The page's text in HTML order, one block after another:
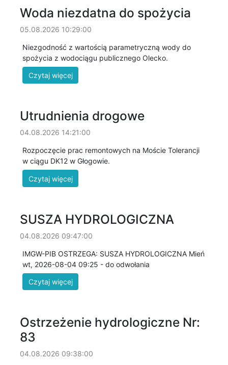
Woda niezdatna do spożycia
05.08.2026 10:29:00
Niezgodność z wartością parametryczną wody do
spożycia z wodociągu publicznego Olecko.
Utrudnienia drogowe
04.08.2026 14:21:00
Rozpoczęcie prac remontowych na Moście Tolerancji
w ciągu DK12 w Głogowie.
SUSZA HYDROLOGICZNA
04.08.2026 09:47:00
IMGW-PIB OSTRZEGA: SUSZA HYDROLOGICZNA Mień
wt, 2026-08-04 09:25 - do odwołania
Ostrzeżenie hydrologiczne Nr:
83
04.08.2026 09:38:00